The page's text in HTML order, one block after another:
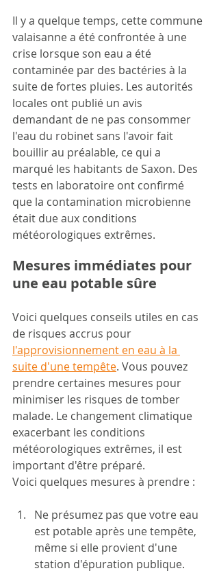
Il y a quelque temps, cette commune
valaisanne a été confrontée à une
crise lorsque son eau a été
contaminée par des bactéries à la
suite de fortes pluies. Les autorités
locales ont publié un avis
demandant de ne pas consommer
l'eau du robinet sans l'avoir fait
bouillir au préalable, ce qui a
marqué les habitants de Saxon. Des
tests en laboratoire ont confirmé
que la contamination microbienne
était due aux conditions
météorologiques extrêmes.
Mesures immédiates pour
une eau potable sûre
Voici quelques conseils utiles en cas
de risques accrus pour
l'approvisionnement en eau à la
suite d'une tempête. Vous pouvez
prendre certaines mesures pour
minimiser les risques de tomber
malade. Le changement climatique
exacerbant les conditions
météorologiques extrêmes, il est
important d'être préparé.
Voici quelques mesures à prendre :
Ne présumez pas que votre eau
est potable après une tempête,
même si elle provient d'une
station d'épuration publique.